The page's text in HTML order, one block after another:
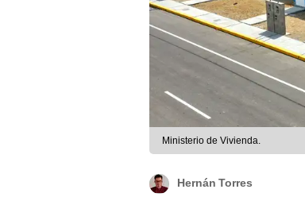
Ministerio de Vivienda.
Hernán Torres